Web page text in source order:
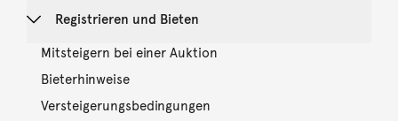
Registrieren und Bieten
Mitsteigern bei einer Auktion
Bieterhinweise
Versteigerungsbedingungen